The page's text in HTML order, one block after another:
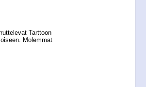
Tarttoon
Molemmat